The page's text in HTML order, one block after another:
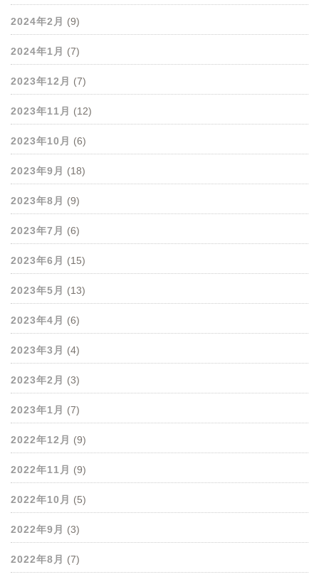
2024年2月 (9)
2024年1月 (7)
2023年12月 (7)
2023年11月 (12)
2023年10月 (6)
2023年9月 (18)
2023年8月 (9)
2023年7月 (6)
2023年6月 (15)
2023年5月 (13)
2023年4月 (6)
2023年3月 (4)
2023年2月 (3)
2023年1月 (7)
2022年12月 (9)
2022年11月 (9)
2022年10月 (5)
2022年9月 (3)
2022年8月 (7)